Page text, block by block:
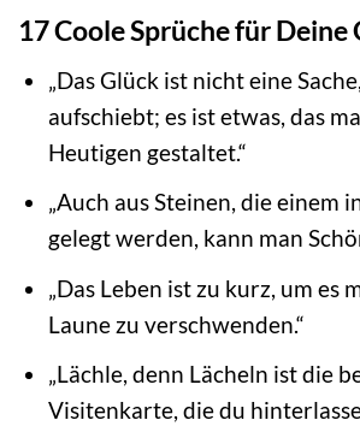
17 Coole Sprüche für Deine
„Das Glück ist nicht eine
aufschiebt; es ist etwas, das
Heutigen gestaltet.“
„Auch aus Steinen, die einem
gelegt werden, kann man
„Das Leben ist zu kurz, um es
Laune zu verschwenden.“
„Lächle, denn Lächeln ist die
Visitenkarte, die du